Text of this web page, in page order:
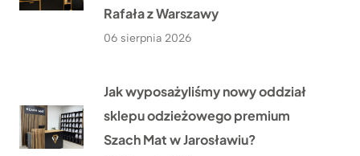
Rafała z Warszawy
06 sierpnia 2026
Jak wyposażyliśmy nowy oddział
sklepu odzieżowego premium
Szach Mat w Jarosławiu?